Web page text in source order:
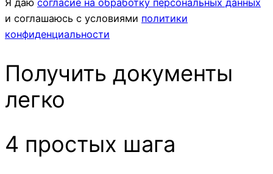
и соглашаюсь с условиями политики
конфиденциальности
Получить документы
легко
4 простых шага